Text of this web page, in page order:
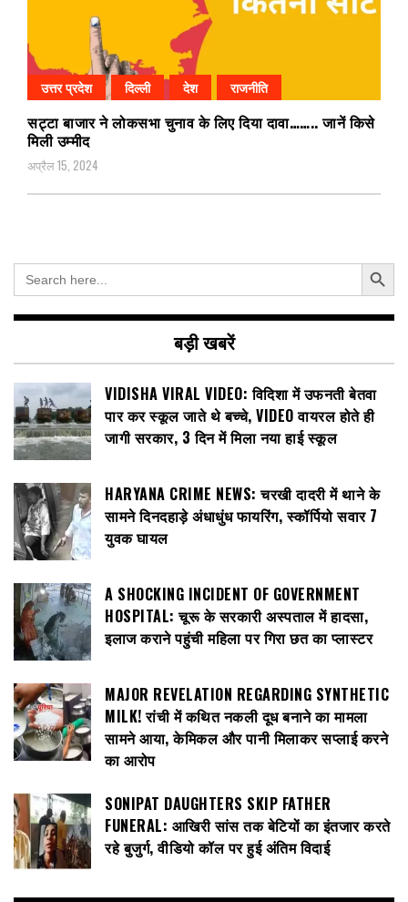
उत्तर प्रदेश दिल्ली देश राजनीति
सट्टा बाजार ने लोकसभा चुनाव के लिए दिया दावा…….. जानें किसे
मिली उम्मीद
अप्रैल 15, 2024
Search
for:
Search Button
बड़ी खबरें
VIDISHA VIRAL VIDEO: विदिशा में उफनती बेतवा
पार कर स्कूल जाते थे बच्चे, VIDEO वायरल होते ही
जागी सरकार, 3 दिन में मिला नया हाई स्कूल
HARYANA CRIME NEWS: चरखी दादरी में थाने के
सामने दिनदहाड़े अंधाधुंध फायरिंग, स्कॉर्पियो सवार 7
युवक घायल
A SHOCKING INCIDENT OF GOVERNMENT
HOSPITAL: चूरू के सरकारी अस्पताल में हादसा,
इलाज कराने पहुंची महिला पर गिरा छत का प्लास्टर
MAJOR REVELATION REGARDING SYNTHETIC
MILK! रांची में कथित नकली दूध बनाने का मामला
सामने आया, केमिकल और पानी मिलाकर सप्लाई करने
का आरोप
SONIPAT DAUGHTERS SKIP FATHER
FUNERAL: आखिरी सांस तक बेटियों का इंतजार करते
रहे बुजुर्ग, वीडियो कॉल पर हुई अंतिम विदाई